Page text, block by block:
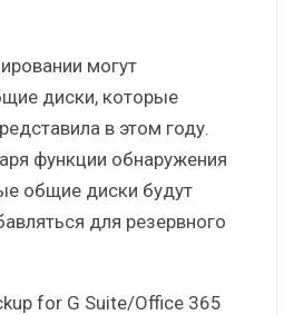
могут
диски, которые
в этом году.
функции обнаружения
общие диски будут
для резервного
for G Suite/Office 365